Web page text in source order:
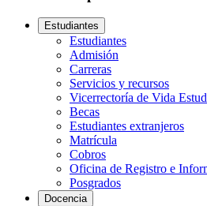
Estudiantes
Estudiantes
Admisión
Carreras
Servicios y recursos
Vicerrectoría de Vida
Becas
Estudiantes extranjeros
Matrícula
Cobros
Oficina de Registro e
Posgrados
Docencia